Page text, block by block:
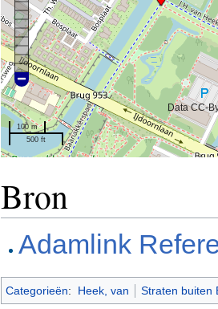
100 m
500 ft
Data CC-
Bron
Adamlink
Categorieën: Heek, van Straten buiten